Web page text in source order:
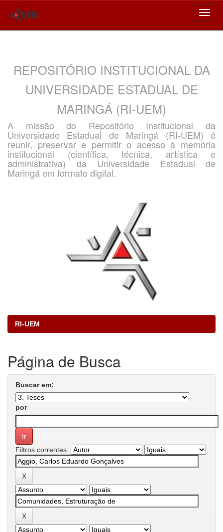
REPOSITÓRIO INSTITUCIONAL DA
UNIVERSIDADE ESTADUAL DE
MARINGÁ (RI-UEM)
A missão do Repositório Institucional da
Universidade Estadual de Maringá (RI-UEM) é
reunir, preservar e permitir o acesso à memória
institucional (científica, técnica, artística e
administrativa) da Universidade Estadual de
Maringá em formato digital.
RI-UEM
Página de Busca
Buscar em:
por
Filtros correntes: